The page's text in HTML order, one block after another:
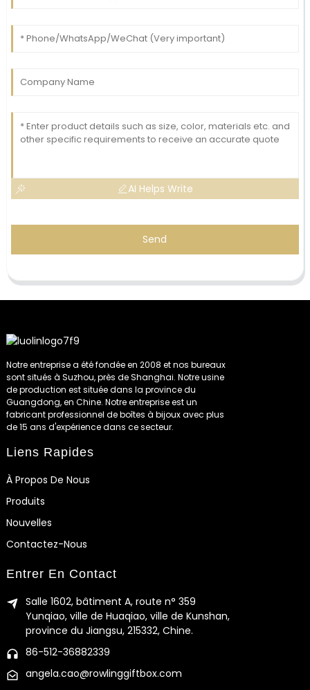
AI Helps Write
Send
Notre entreprise a été fondée en 2008 et nos bureaux
sont situés à Suzhou, près de Shanghai. Notre usine
de production est située dans la province du
Guangdong, en Chine. Notre entreprise est un
fabricant professionnel de boîtes à bijoux avec plus
de 15 ans d'expérience dans ce secteur.
Liens Rapides
À Propos De Nous
Produits
Nouvelles
Contactez-Nous
Entrer En Contact
Salle 1602, bâtiment A, route n° 359
Yunqiao, ville de Huaqiao, ville de Kunshan,
province du Jiangsu, 215332, Chine.
86-512-36882339
angela.cao@rowlinggiftbox.com